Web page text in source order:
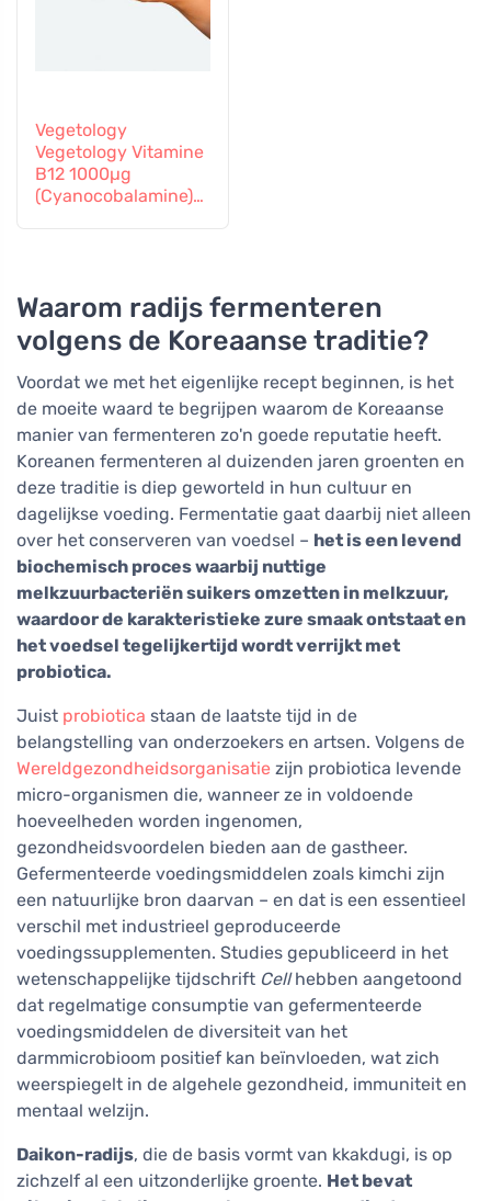
Vegetology
Vegetology Vitamine
B12 1000µg
(Cyanocobalamine)
Waarom radijs fermenteren
volgens de Koreaanse traditie?
Voordat we met het eigenlijke recept beginnen, is het
de moeite waard te begrijpen waarom de Koreaanse
manier van fermenteren zo'n goede reputatie heeft.
Koreanen fermenteren al duizenden jaren groenten en
deze traditie is diep geworteld in hun cultuur en
dagelijkse voeding. Fermentatie gaat daarbij niet alleen
over het conserveren van voedsel – het is een levend
biochemisch proces waarbij nuttige
melkzuurbacteriën suikers omzetten in melkzuur,
waardoor de karakteristieke zure smaak ontstaat en
het voedsel tegelijkertijd wordt verrijkt met
probiotica.
Juist probiotica staan de laatste tijd in de
belangstelling van onderzoekers en artsen. Volgens de
Wereldgezondheidsorganisatie zijn probiotica levende
micro-organismen die, wanneer ze in voldoende
hoeveelheden worden ingenomen,
gezondheidsvoordelen bieden aan de gastheer.
Gefermenteerde voedingsmiddelen zoals kimchi zijn
een natuurlijke bron daarvan – en dat is een essentieel
verschil met industrieel geproduceerde
voedingssupplementen. Studies gepubliceerd in het
wetenschappelijke tijdschrift Cellhebben aangetoond
dat regelmatige consumptie van gefermenteerde
voedingsmiddelen de diversiteit van het
darmmicrobioom positief kan beïnvloeden, wat zich
weerspiegelt in de algehele gezondheid, immuniteit en
mentaal welzijn.
Daikon-radijs, die de basis vormt van kkakdugi, is op
zichzelf al een uitzonderlijke groente. Het bevat